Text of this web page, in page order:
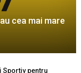
cea mai mare
Sportiv pentru